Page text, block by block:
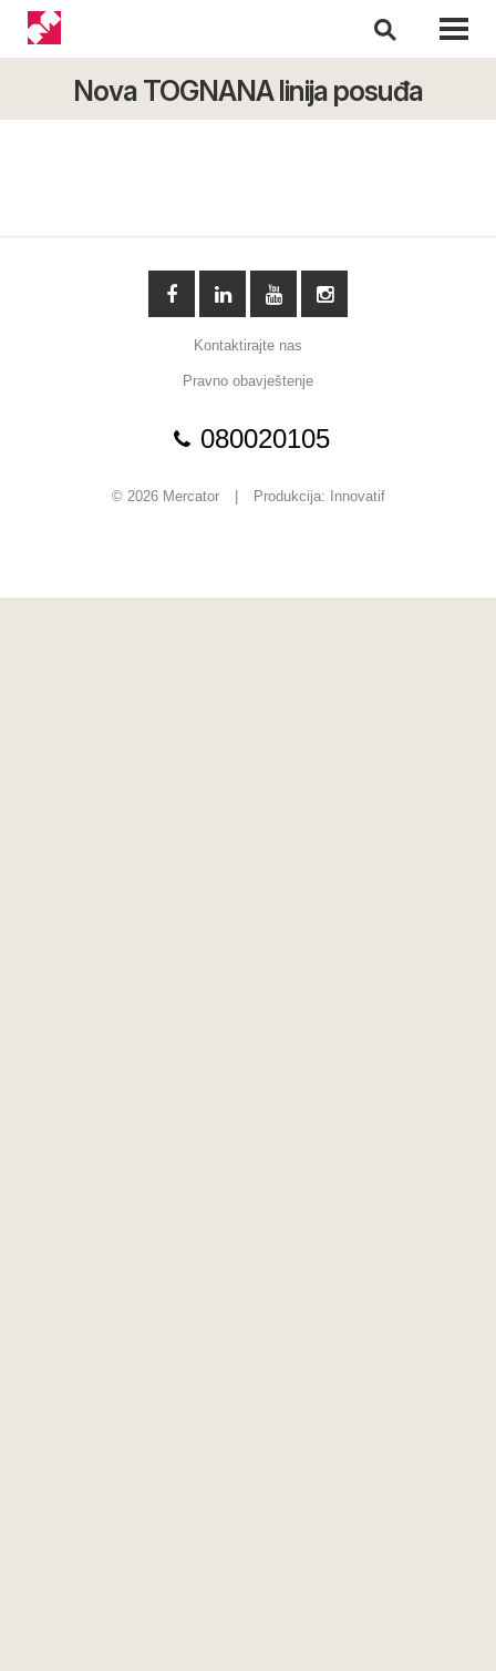
Nova TOGNANA linija posuđa
Kontaktirajte nas
Pravno obavještenje
080020105
© 2026 Mercator Produkcija: Innovatif